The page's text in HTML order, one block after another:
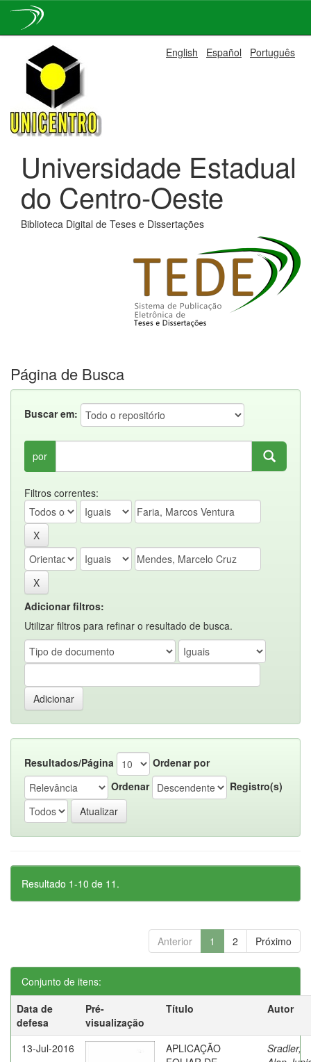
navigation
English Español Português
Universidade Estadual
do Centro-Oeste
Biblioteca Digital de Teses e Dissertações
Página de Busca
Buscar em:
por
Filtros correntes:
Adicionar filtros:
Utilizar filtros para refinar o resultado de busca.
Resultados/Página
Ordenar por
Ordenar
Registro(s)
Resultado 1-10 de 11.
Anterior 1 2 Próximo
Conjunto de itens:
Data de
defesa
Pré-
visualização
Título Autor
13-Jul-2016
APLICAÇÃO
Sradler,